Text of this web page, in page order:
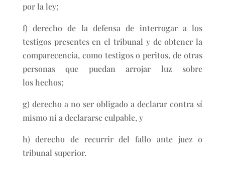
por la ley;
f) derecho de la defensa de interrogar a los
testigos presentes en el tribunal y de obtener la
comparecencia, como testigos o peritos, de otras
personas que puedan arrojar luz sobre
los hechos;
g) derecho a no ser obligado a declarar contra sí
mismo ni a declararse culpable, y
h) derecho de recurrir del fallo ante juez o
tribunal superior.